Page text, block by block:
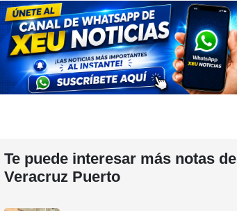
Te puede interesar más notas de
Veracruz Puerto